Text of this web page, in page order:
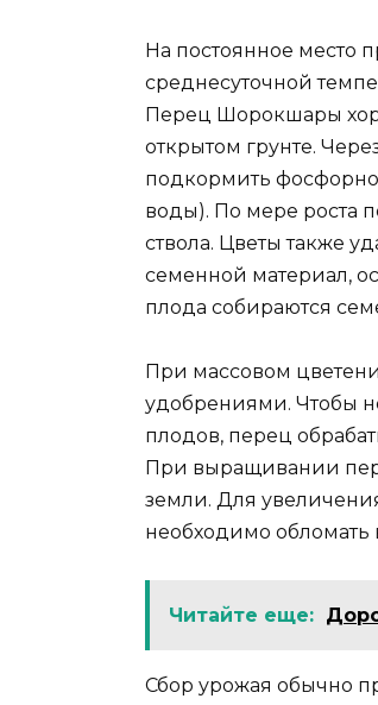
На постоянное место
среднесуточной
Перец Шорокшары
открытом грунте.
подкормить
воды). По мере роста
ствола. Цветы также
семенной материал,
плода собираются
При массовом
удобрениями. Чтобы
плодов, перец
При выращивании
земли. Для
необходимо
Читайте еще:
Сбор урожая обычно